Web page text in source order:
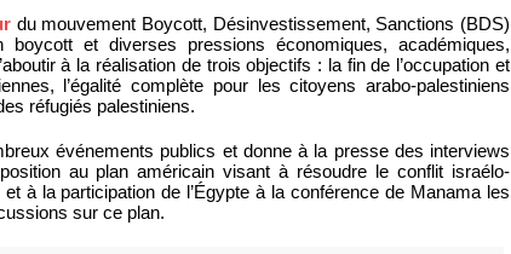
du mouvement Boycott, Désinvestissement, Sanctions (BDS)
et diverses pressions économiques, académiques,
à la réalisation de trois objectifs : la fin de l’occupation et
l’égalité complète pour les citoyens arabo-palestiniens
réfugiés palestiniens.
événements publics et donne à la presse des interviews
au plan américain visant à résoudre le conflit israélo-
à la participation de l’Égypte à la conférence de Manama les
sur ce plan.